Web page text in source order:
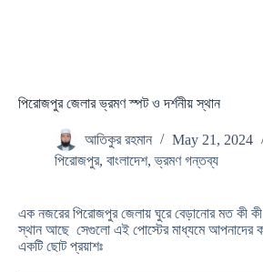
পিরোজপুর জেলার ভ্রমণ স্পট ও দর্শনীয় স্থান
আতিকুর রহমান
May 21, 2024
পিরোজপুর, বাংলাদেশ,ভ্রমণ গন্তব্য
এক নজরের পিরোজপুর জেলায় ঘুরে বেড়ানোর মত কী কী
স্থান আছে সেগুলো এই পোস্টের মাধ্যমে আপনাদের
একটি ছোট প্রয়াশঃ